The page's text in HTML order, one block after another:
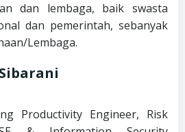
dan lembaga, baik swasta
dan pemerintah, sebanyak
Lembaga.
Productivity Engineer, Risk